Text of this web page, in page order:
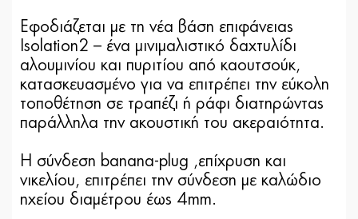
Εφοδιάζεται με τη νέα βάση επιφάνειας
Isolation2 – ένα μινιμαλιστικό δαχτυλίδι
αλουμινίου και πυριτίου από καουτσούκ,
κατασκευασμένο για να επιτρέπει την εύκολη
τοποθέτηση σε τραπέζι ή ράφι διατηρώντας
παράλληλα την ακουστική του ακεραιότητα.
Η σύνδεση banana-plug ,επίχρυση και
νικελίου, επιτρέπει την σύνδεση με καλώδιο
ηχείου διαμέτρου έως 4mm.